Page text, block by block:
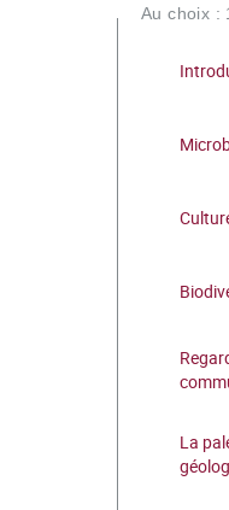
Au choix :
La